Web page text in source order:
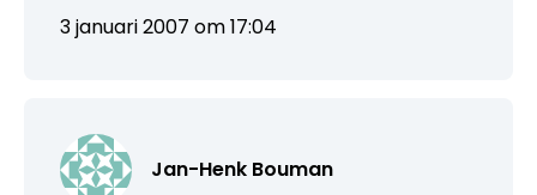
3 januari 2007 om 17:04
Jan-Henk Bouman